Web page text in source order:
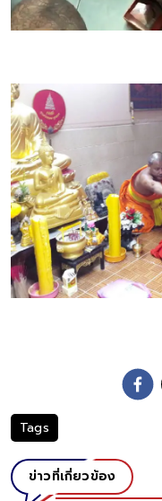
Tags
ข่าวที่เกี่ยวข้อง